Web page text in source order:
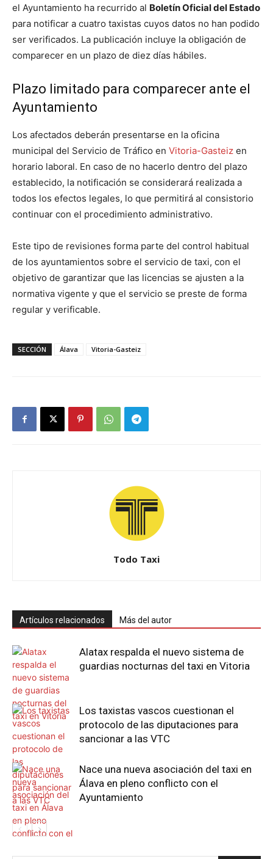
el Ayuntamiento ha recurrido al Boletín Oficial del Estado
para notificar a cuatro taxistas cuyos datos no han podido
ser verificados. La publicación incluye la obligación de
comparecer en un plazo de diez días hábiles.
Plazo limitado para comparecer ante el
Ayuntamiento
Los afectados deberán presentarse en la oficina
municipal del Servicio de Tráfico en Vitoria-Gasteiz en
horario laboral. En caso de no hacerlo dentro del plazo
establecido, la notificación se considerará realizada a
todos los efectos legales, lo que permitirá al consistorio
continuar con el procedimiento administrativo.
Este tipo de revisiones forma parte del control habitual
de los ayuntamientos sobre el servicio de taxi, con el
objetivo de garantizar que las licencias se ajusten a la
normativa vigente y que el servicio se preste de forma
regular y verificable.
SECCIÓN Álava Vitoria-Gasteiz
Todo Taxi
Artículos relacionados Más del autor
Alatax respalda el nuevo sistema de
guardias nocturnas del taxi en Vitoria
Los taxistas vascos cuestionan el
protocolo de las diputaciones para
sancionar a las VTC
Nace una nueva asociación del taxi en
Álava en pleno conflicto con el
Ayuntamiento